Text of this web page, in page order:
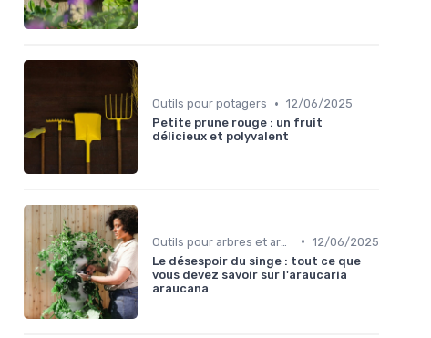
Outils pour potagers • 12/06/2025
Petite prune rouge : un fruit
délicieux et polyvalent
• 12/06/2025
Le désespoir du singe : tout ce que
vous devez savoir sur l'araucaria
araucana